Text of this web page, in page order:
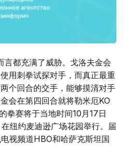
都充满了威胁。戈洛夫金会
用刺拳试探对手，而真正最重
个回合的交手，能够摸清对手
会在第四回合就将勒米厄KO
拳赛将于当地时间10月17日
在纽约麦迪逊广场花园举行。届
视频道HBO和哈萨克斯坦国